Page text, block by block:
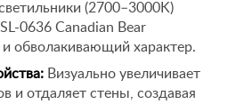
(2700–3000K)
0636 Canadian Bear
обволакивающий характер.
Визуально увеличивает
и отдаляет стены, создавая